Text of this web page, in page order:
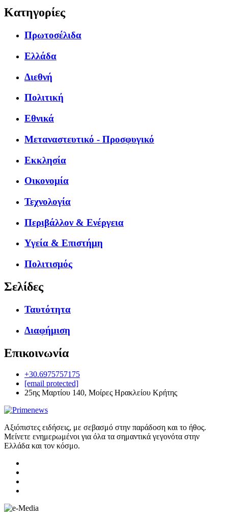
Κατηγορίες
Πρωτοσέλιδα
Ελλάδα
Διεθνή
Πολιτική
Εθνικά
Μεταναστευτικό - Προσφυγικό
Εκκλησία
Οικονομία
Τεχνολογία
Περιβάλλον & Ενέργεια
Υγεία & Επιστήμη
Πολιτισμός
Σελίδες
Ταυτότητα
Διαφήμιση
Επικοινωνία
+30.6975757175
[email protected]
25ης Μαρτίου 140, Μοίρες Ηρακλείου Κρήτης
Αξιόπιστες ειδήσεις, με σεβασμό στην παράδοση και το ήθος.
Μείνετε ενημερωμένοι για όλα τα σημαντικά γεγονότα στην
Ελλάδα και τον κόσμο.